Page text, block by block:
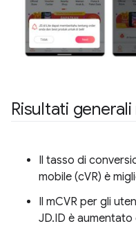
Risultati
Il tasso di
mobile (cVR) è
Il mCVR per gli
JD.ID è aumentato